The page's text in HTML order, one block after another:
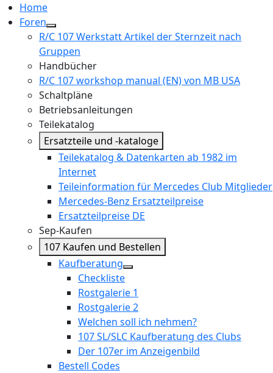
Home
Foren
R/C 107 Werkstatt Artikel der Sternzeit nach
Gruppen
Handbücher
R/C 107 workshop manual (EN) von MB USA
Schaltpläne
Betriebsanleitungen
Teilekatalog
Ersatzteile und -kataloge
Teilekatalog & Datenkarten ab 1982 im
Internet
Teileinformation für Mercedes Club Mitglieder
Mercedes-Benz Ersatzteilpreise
Ersatzteilpreise DE
Sep-Kaufen
107 Kaufen und Bestellen
Kaufberatung
Checkliste
Rostgalerie 1
Rostgalerie 2
Welchen soll ich nehmen?
107 SL/SLC Kaufberatung des Clubs
Der 107er im Anzeigenbild
Bestell Codes